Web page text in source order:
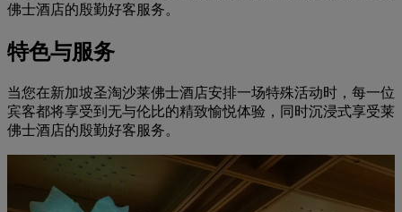
佛士酒店的殷勤好客服务。
特色与服务
当您在新加坡圣淘沙莱佛士酒店安排一场特殊活动时，每一位
宾客都将享受到无与伦比的精致愉悦体验，同时沉浸式享受莱
佛士酒店的殷勤好客服务。